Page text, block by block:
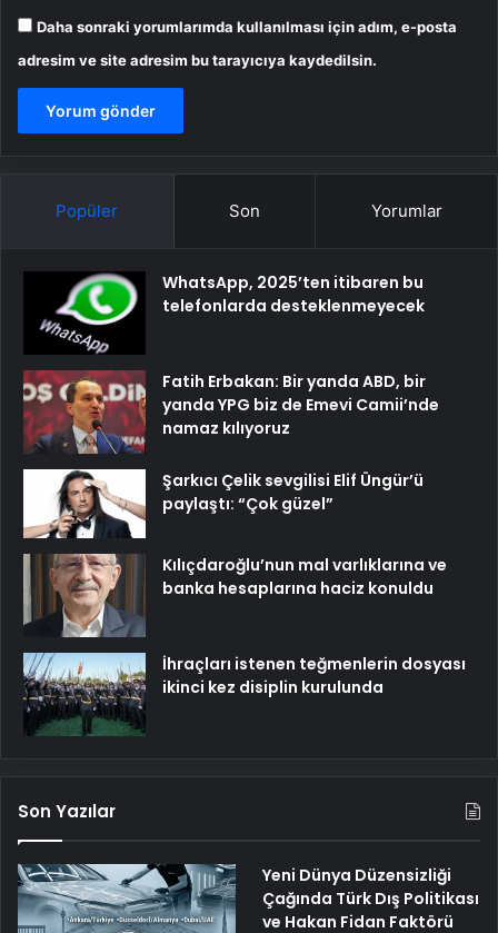
Daha sonraki yorumlarımda kullanılması için adım, e-posta
adresim ve site adresim bu tarayıcıya kaydedilsin.
Popüler Son Yorumlar
WhatsApp, 2025’ten itibaren bu
telefonlarda desteklenmeyecek
Fatih Erbakan: Bir yanda ABD, bir
yanda YPG biz de Emevi Camii’nde
namaz kılıyoruz
Şarkıcı Çelik sevgilisi Elif Üngür’ü
paylaştı: “Çok güzel”
Kılıçdaroğlu’nun mal varlıklarına ve
banka hesaplarına haciz konuldu
İhraçları istenen teğmenlerin dosyası
ikinci kez disiplin kurulunda
Son Yazılar
Yeni Dünya Düzensizliği
Çağında Türk Dış Politikası
ve Hakan Fidan Faktörü